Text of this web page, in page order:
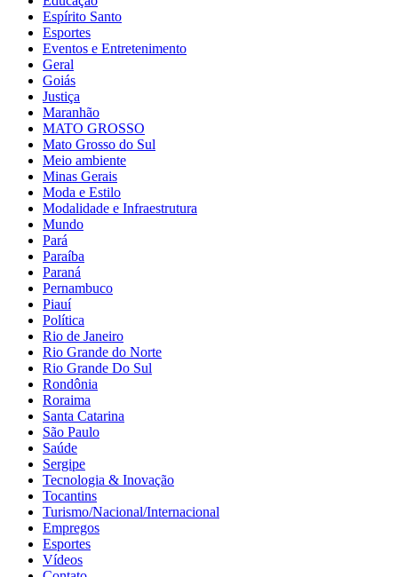
Espírito Santo
Esportes
Eventos e Entretenimento
Geral
Goiás
Justiça
Maranhão
MATO GROSSO
Mato Grosso do Sul
Meio ambiente
Minas Gerais
Moda e Estilo
Modalidade e Infraestrutura
Mundo
Pará
Paraíba
Paraná
Pernambuco
Piauí
Política
Rio de Janeiro
Rio Grande do Norte
Rio Grande Do Sul
Rondônia
Roraima
Santa Catarina
São Paulo
Saúde
Sergipe
Tecnologia & Inovação
Tocantins
Turismo/Nacional/Internacional
Empregos
Esportes
Vídeos